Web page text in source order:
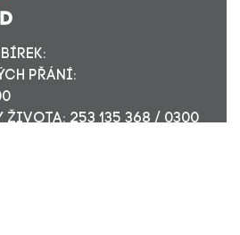
PŘÁNÍ:
ŽIVOTA: 253 135 368 / 0300